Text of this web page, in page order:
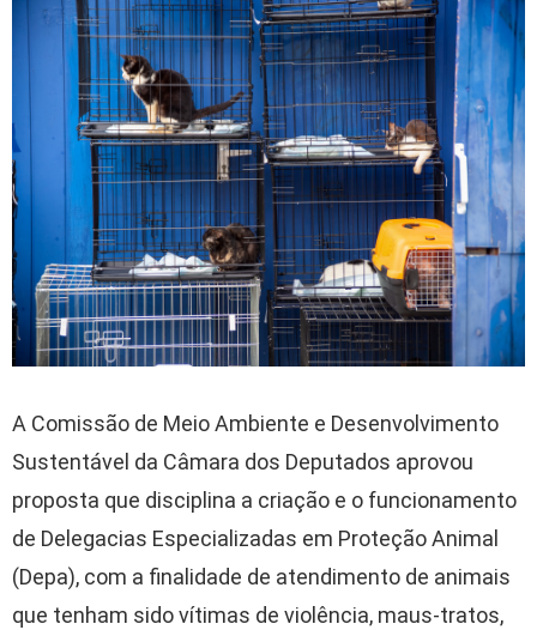
A Comissão de Meio Ambiente e Desenvolvimento
Sustentável da Câmara dos Deputados aprovou
proposta que disciplina a criação e o funcionamento
de Delegacias Especializadas em Proteção Animal
(Depa), com a finalidade de atendimento de animais
que tenham sido vítimas de violência, maus-tratos,